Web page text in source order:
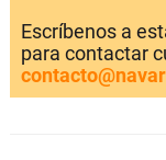
Escríbenos a
para contactar